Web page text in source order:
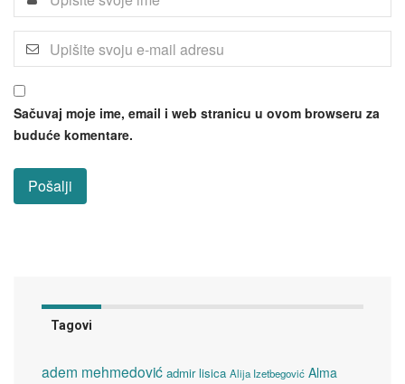
Sačuvaj moje ime, email i web stranicu u ovom browseru za
buduće komentare.
Tagovi
adem mehmedović admir lisica Alija Izetbegović Alma